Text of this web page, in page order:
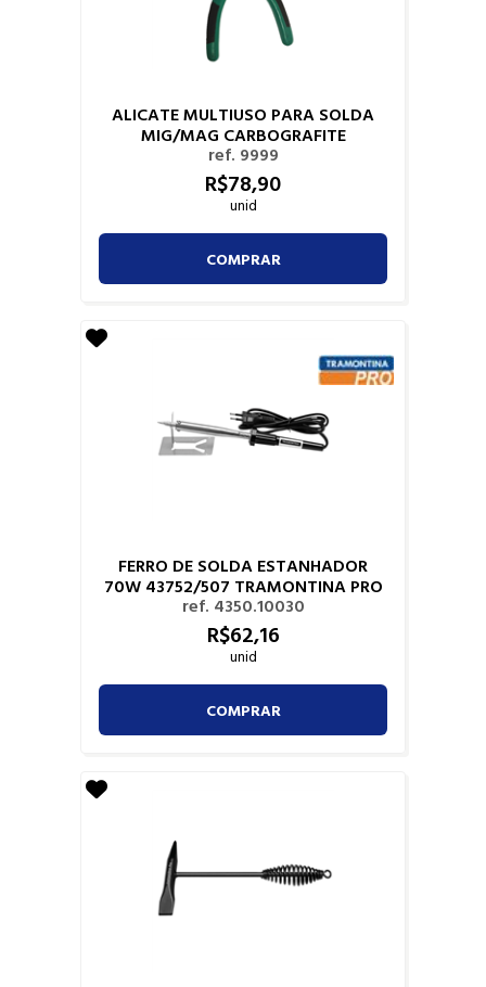
ALICATE MULTIUSO PARA SOLDA
MIG/MAG CARBOGRAFITE
ref. 9999
R$78,90
unid
COMPRAR
FERRO DE SOLDA ESTANHADOR
70W 43752/507 TRAMONTINA PRO
ref. 4350.10030
R$62,16
unid
COMPRAR